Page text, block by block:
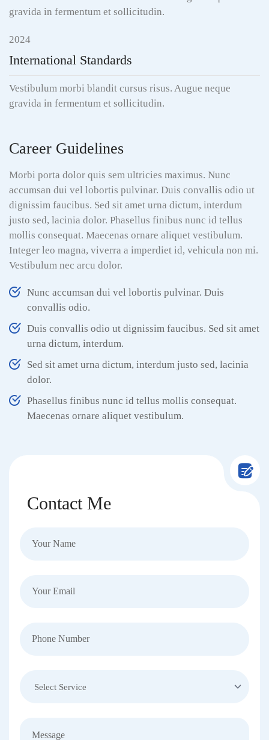
gravida in fermentum et sollicitudin.
2024
International Standards
Vestibulum morbi blandit cursus risus. Augue neque
gravida in fermentum et sollicitudin.
Career Guidelines
Morbi porta dolor quis sem ultricies maximus. Nunc
accumsan dui vel lobortis pulvinar. Duis convallis odio ut
dignissim faucibus. Sed sit amet urna dictum, interdum
justo sed, lacinia dolor. Phasellus finibus nunc id tellus
mollis consequat. Maecenas ornare aliquet vestibulum.
Integer leo magna, viverra a imperdiet id, vehicula non mi.
Vestibulum nec arcu dolor.
Nunc accumsan dui vel lobortis pulvinar. Duis
convallis odio.
Duis convallis odio ut dignissim faucibus. Sed sit amet
urna dictum, interdum.
Sed sit amet urna dictum, interdum justo sed, lacinia
dolor.
Phasellus finibus nunc id tellus mollis consequat.
Maecenas ornare aliquet vestibulum.
Contact Me